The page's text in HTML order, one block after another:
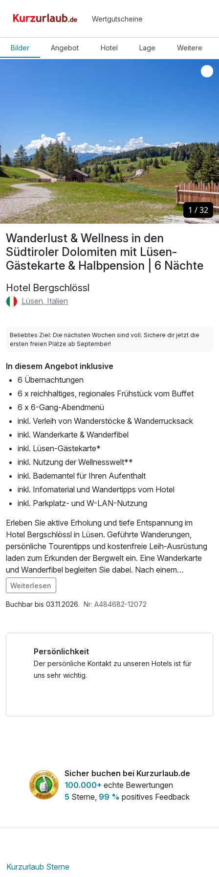
Wertgutscheine
Bilder Angebot Hotel Lage Weitere
Wanderlust & Wellness in den
Südtiroler Dolomiten mit Lüsen-
Gästekarte & Halbpension | 6 Nächte
Hotel Bergschlössl
Lüsen, Italien
1 /32
1 /32
Beliebtes Ziel: Die nächsten Wochen sind voll. Sichere dir jetzt die
ersten freien Plätze ab September!
In diesem Angebot inklusive
6 Übernachtungen
6 x reichhaltiges, regionales Frühstück vom Buffet
6 x 6-Gang-Abendmenü
inkl. Verleih von Wanderstöcke & Wanderrucksack
inkl. Wanderkarte & Wanderfibel
inkl. Lüsen-Gästekarte*
inkl. Nutzung der Wellnesswelt**
inkl. Bademantel für Ihren Aufenthalt
inkl. Infomaterial und Wandertipps vom Hotel
inkl. Parkplatz- und W-LAN-Nutzung
Erleben Sie aktive Erholung und tiefe Entspannung im
Hotel Bergschlössl in Lüsen. Geführte Wanderungen,
persönliche Tourentipps und kostenfreie Leih-Ausrüstung
laden zum Erkunden der Bergwelt ein. Eine Wanderkarte
und Wanderfibel begleiten Sie dabei. Nach einem
erlebnisreichen Tag entspannen Sie in der hauseigenen
Wellnesswelt – natürlich inklusive.
**Wellnesswelt: mit Innen- und Außenpool, Finnischer
Sauna, Bachsauna, Felsengrotten-Sauna, Dampfbad,
Salzsauna, Infrarotkabine, Ruhebereich mit Heubetten und
Im Angebot enthalten
1 x Welcome Drink, Saunatuch, Leihbademantel, Parkplatz,
Badetasche mit Bademantel und -tücher
Weiterlesen
Buchbar bis 03.11.2026. Nr: A484682-12072
Persönlichkeit
Der persönliche Kontakt zu unseren Hotels ist für
uns sehr wichtig.
Sicher buchen bei Kurzurlaub.de
100.000+ echte Bewertungen
5 Sterne, 99 % positives Feedback
Kurzurlaub Sterne